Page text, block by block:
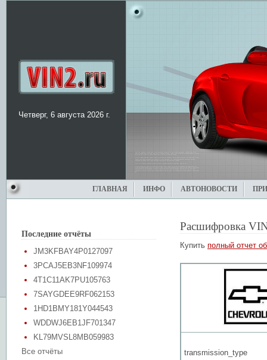
Четверг, 6 августа 2026 г.
ГЛАВНАЯ ИНФО АВТОНОВОСТИ
Последние отчёты
JM3KFBAY4P0127097
3PCAJ5EB3NF109974
4T1C11AK7PU105763
7SAYGDEE9RF062153
1HD1BMY181Y044543
WDDWJ6EB1JF701347
KL79MVSL8MB059983
Все отчёты
Расшифровка
Купить полный отчет
transmission_type